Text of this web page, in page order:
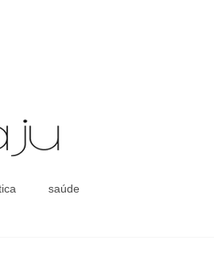
Social
saúde